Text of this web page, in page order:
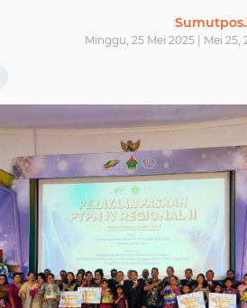
Minggu, 25 Mei 2025 | Mei 25,